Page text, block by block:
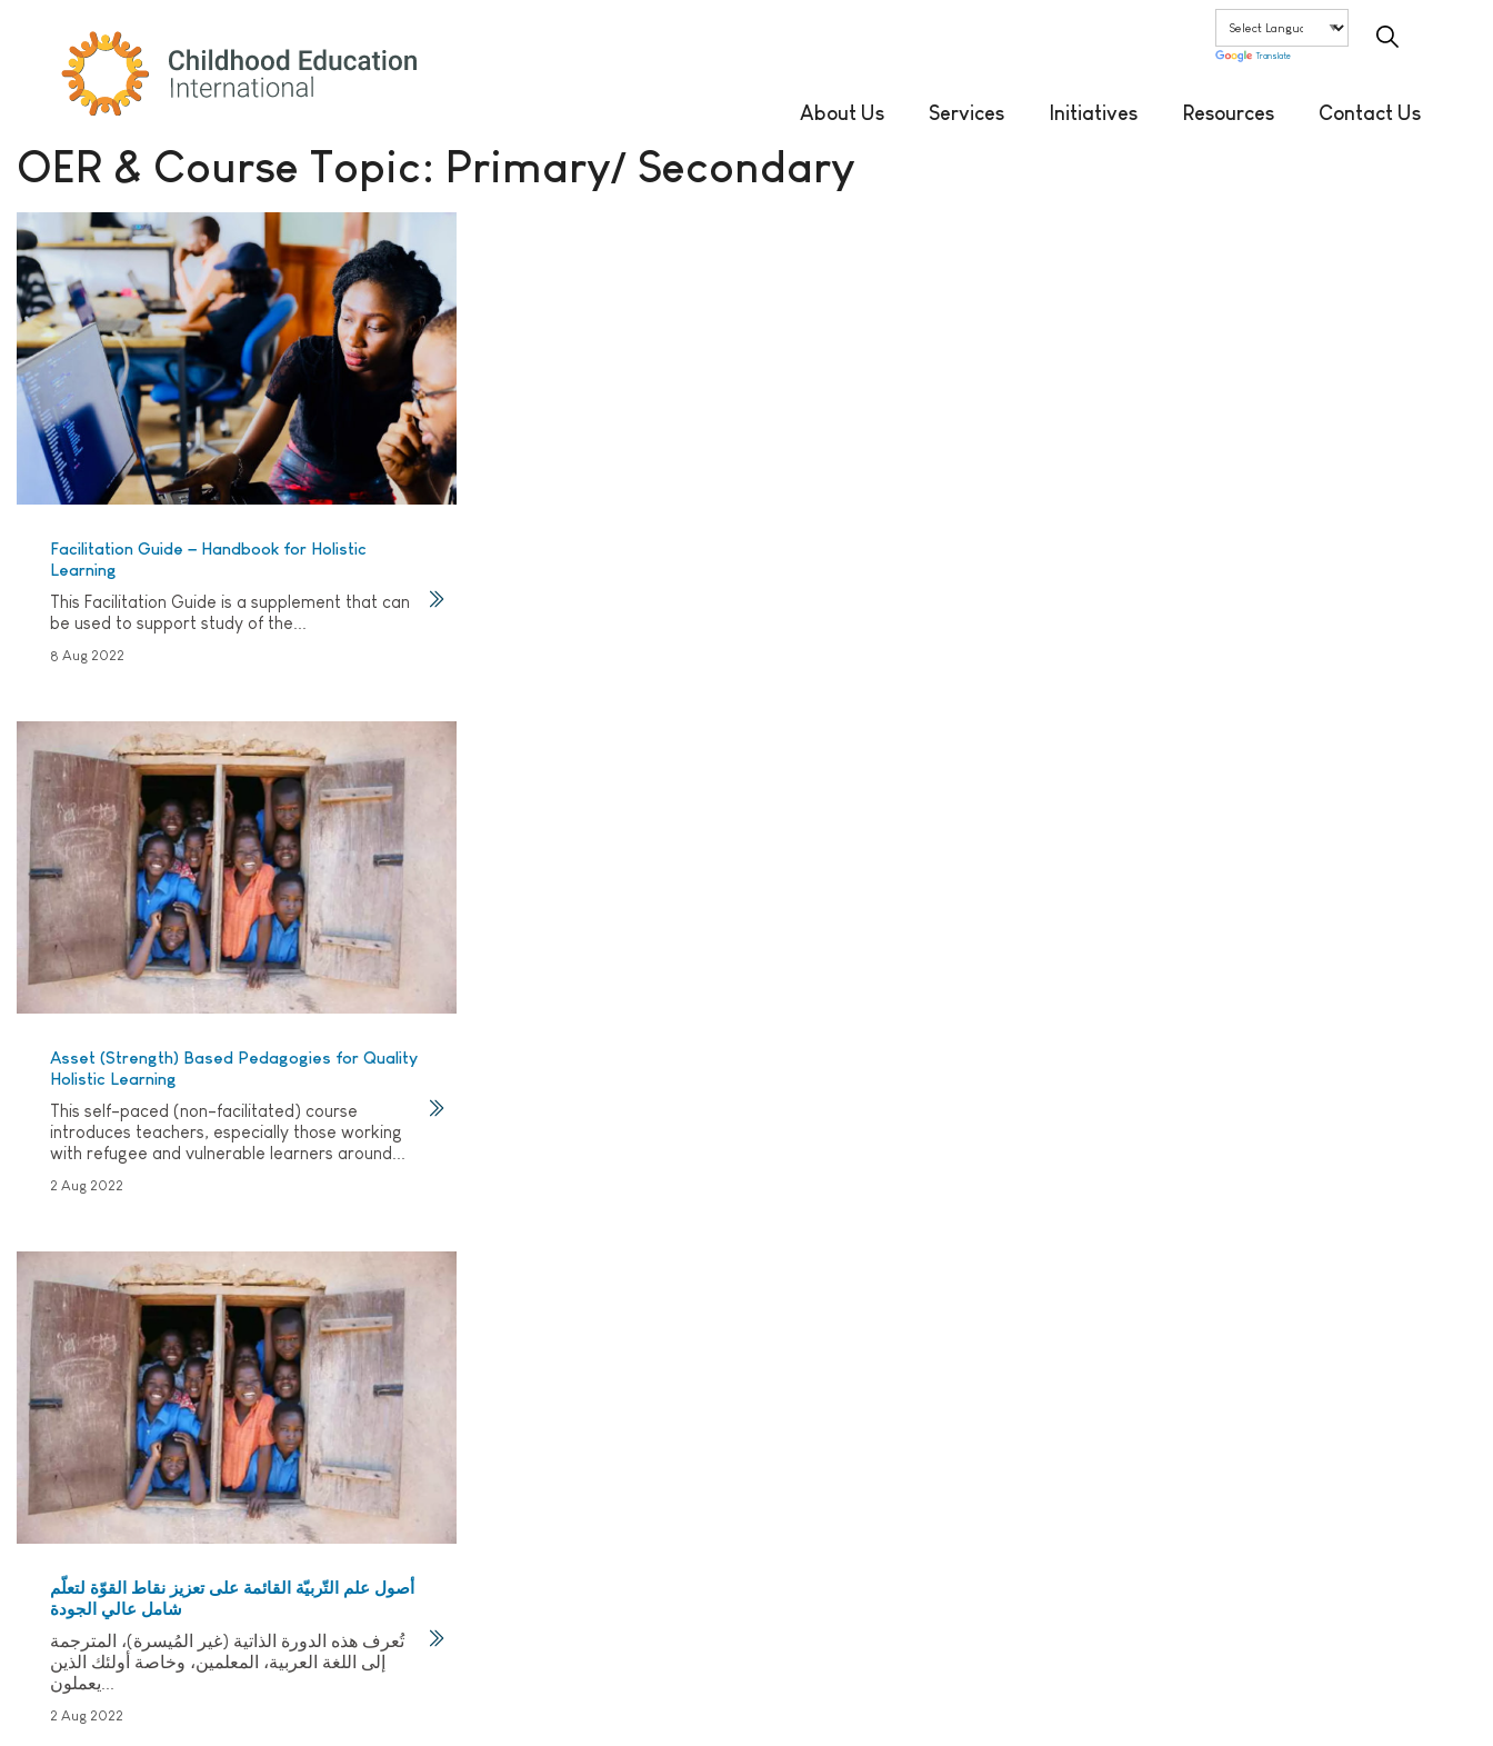
Childhood Education International
Translate
About Us Services Initiatives Resources Contact Us
OER & Course Topic: Primary/ Secondary
Facilitation Guide – Handbook for Holistic
Learning
This Facilitation Guide is a supplement that can
be used to support study of the...
8 Aug 2022
Asset (Strength) Based Pedagogies for Quality
Holistic Learning
This self-paced (non-facilitated) course
introduces teachers, especially those working
with refugee and vulnerable learners around...
2 Aug 2022
أصول علم التّربيّة القائمة على تعزيز نقاط القوّة لتعلّم
شامل عالي الجودة
تُعرف هذه الدورة الذاتية (غير المُيسرة)، المترجمة
إلى اللغة العربية، المعلمين، وخاصة أولئك الذين
2 Aug 2022